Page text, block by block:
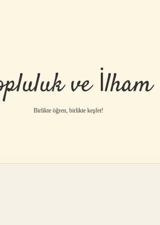
ve İlham
Birlikte öğren, birlikte keşfet!